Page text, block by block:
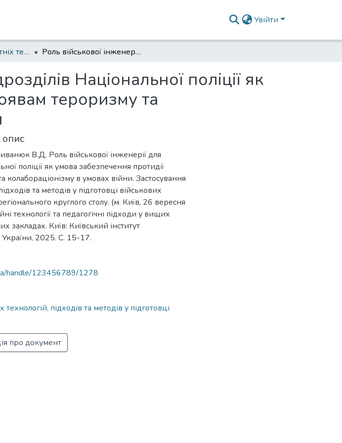
Увійти
Застосування новітніх технологій, підходів та методів у підготовці військових фахівці Роль військової інженерії для підрозділів Національної поліції як умова забезпечення протидії проявам тероризму та колабораціонізму в умовах війни
Національної поліції як
тероризму та
опис
В.Д. Роль військової інженерії для
поліції як умова забезпечення протидії
колабораціонізму в умовах війни. Застосування
та методів у підготовці військових
круглого столу. (м. Київ, 26 вересня
технології та педагогічні підходи у вищих
закладах. Київ: Київський інститут
України, 2025. С. 15-17.
handle/123456789/1278
технологій, підходів та методів у підготовці
про документ